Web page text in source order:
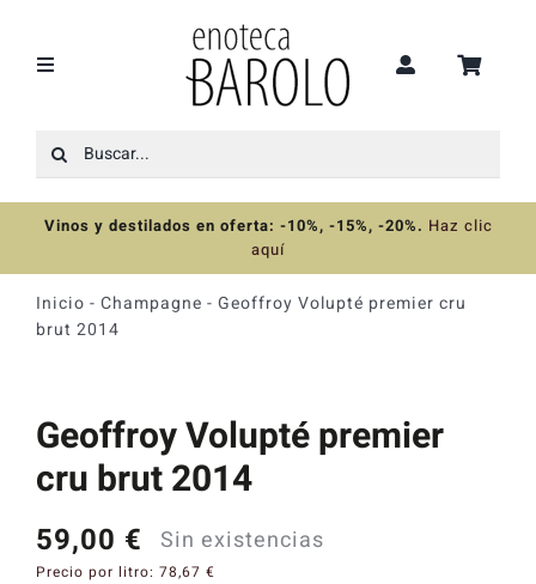
contenido
Toggle
Recomendaciones
Ofertas
Colecciones
Destilados
Catas y Actividades
Buscar:
Vinos y destilados en oferta: -10%, -15%, -20%. Haz clic
aquí
Inicio - Champagne - Geoffroy Volupté premier cru
brut 2014
Geoffroy Volupté premier
cru brut 2014
59,00 € Sin existencias
Precio por litro: 78,67 €